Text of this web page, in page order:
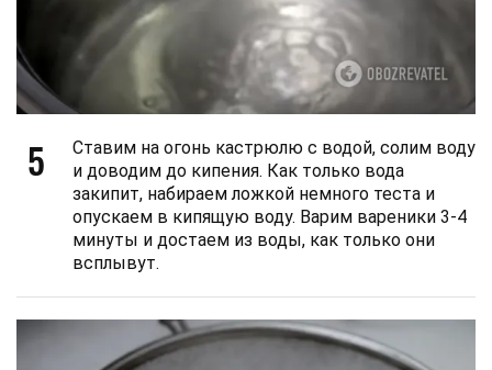
5
Ставим на огонь кастрюлю с водой, солим воду
и доводим до кипения. Как только вода
закипит, набираем ложкой немного теста и
опускаем в кипящую воду. Варим вареники 3-4
минуты и достаем из воды, как только они
всплывут.